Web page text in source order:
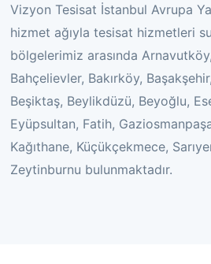
Vizyon Tesisat İstanbul Avrupa
hizmet ağıyla tesisat hizmetleri
bölgelerimiz arasında Arnavutköy,
Bahçelievler, Bakırköy,
Beşiktaş, Beylikdüzü, Beyoğlu,
Eyüpsultan, Fatih,
Kağıthane, Küçükçekmece,
Zeytinburnu bulunmaktadır.